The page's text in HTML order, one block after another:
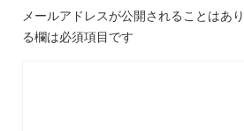
メールアドレスが公開されることはあり
る欄は必須項目です